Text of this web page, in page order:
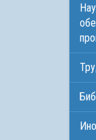
Научно-методическое